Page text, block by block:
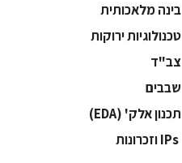
בינה מלאכותית
‫טכנולוגיות ירוקות‬
‫צב"ד‬
‫שבבים‬
‫תכנון אלק' (‪(EDA‬‬